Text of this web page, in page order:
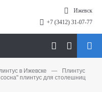
Ижевск
+7 (3412) 31-07-77
в Ижевске —
Плинтус
плинтус для столешниц